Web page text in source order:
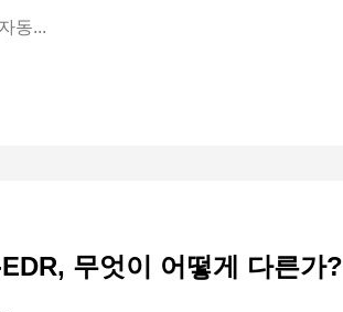
동...
무엇이 어떻게 다른가?